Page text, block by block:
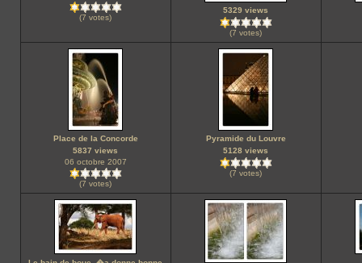
(7 votes)
5329 views
(7 votes)
Place de la Concorde
5837 views
06 octobre 2007
(7 votes)
Pyramide du Louvre
5128 views
(7 votes)